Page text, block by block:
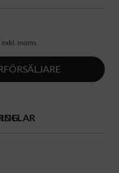
exkl. moms